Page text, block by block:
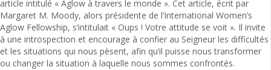
article intitulé « Aglow à travers le monde ». Cet article, écrit par
Margaret M. Moody, alors présidente de l’International Women’s
Aglow Fellowship, s’intitulait « Oups ! Votre attitude se voit ». Il invite
à une introspection et encourage à confier au Seigneur les difficultés
et les situations qui nous pèsent, afin qu’il puisse nous transformer
ou changer la situation à laquelle nous sommes confrontés.